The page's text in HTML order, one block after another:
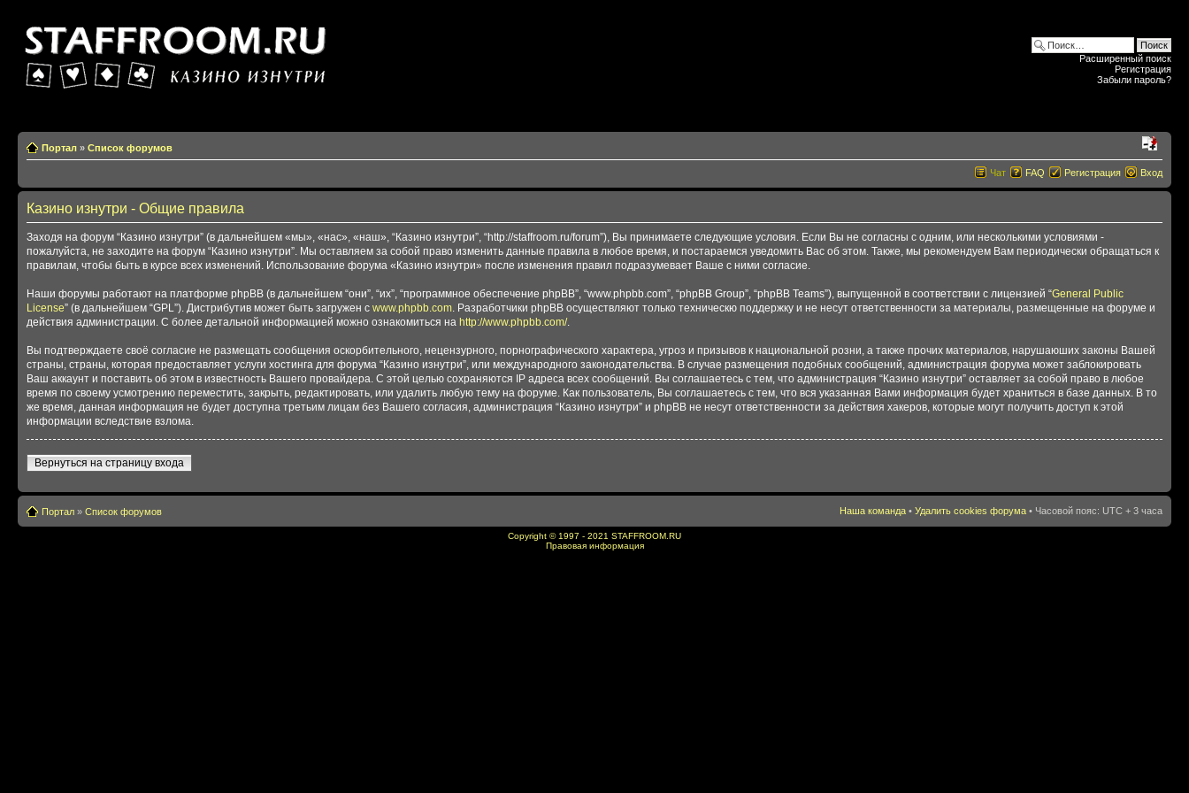
Расширенный поиск
Регистрация
Забыли пароль?
Портал » Список форумов
Чат FAQ Регистрация Вход
Казино изнутри - Общие правила
Заходя на форум “Казино изнутри” (в дальнейшем «мы», «нас», «наш», “Казино изнутри”, “http://staffroom.ru/forum”), Вы принимаете следующие условия. Если Вы не согласны с одним, или несколькими условиями -
пожалуйста, не заходите на форум “Казино изнутри”. Мы оставляем за собой право изменить данные правила в любое время, и постараемся уведомить Вас об этом. Также, мы рекомендуем Вам периодически обращаться к
правилам, чтобы быть в курсе всех изменений. Использование форума «Казино изнутри» после изменения правил подразумевает Ваше с ними согласие.
Наши форумы работают на платформе phpBB (в дальнейшем “они”, “их”, “программное обеспечение phpBB”, “www.phpbb.com”, “phpBB Group”, “phpBB Teams”), выпущенной в соответствии с лицензией “General Public
License” (в дальнейшем “GPL”). Дистрибутив может быть загружен с www.phpbb.com . Разработчики phpBB осуществляют только техническю поддержку и не несут ответственности за материалы, размещенные на форуме и
действия администрации. С более детальной информацией можно ознакомиться на http://www.phpbb.com/.
Вы подтверждаете своё согласие не размещать сообщения оскорбительного, нецензурного, порнографического характера, угроз и призывов к национальной розни, а также прочих материалов, нарушаюших законы Вашей
страны, страны, которая предоставляет услуги хостинга для форума “Казино изнутри”, или международного законодательства. В случае размещения подобных сообщений, администрация форума может заблокировать
Ваш аккаунт и поставить об этом в известность Вашего провайдера. С этой целью сохраняются IP адреса всех сообщений. Вы соглашаетесь с тем, что администрация “Казино изнутри” оставляет за собой право в любое
время по своему усмотрению переместить, закрыть, редактировать, или удалить любую тему на форуме. Как пользователь, Вы соглашаетесь с тем, что вся указанная Вами информация будет храниться в базе данных. В то
же время, данная информация не будет доступна третьим лицам без Вашего согласия, администрация “Казино изнутри” и phpBB не несут ответственности за действия хакеров, которые могут получить доступ к этой
информации вследствие взлома.
Вернуться на страницу входа
Портал » Список форумов Наша команда • Удалить cookies форума • Часовой пояс: UTC + 3 часа
Copyright © 1997 - 2021 STAFFROOM.RU
Правовая информация